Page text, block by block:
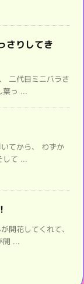
さりしてき
二代目ミニバラさ
葉っ ...
てから、 わずか
して ...
開花してくれて、
開 ...